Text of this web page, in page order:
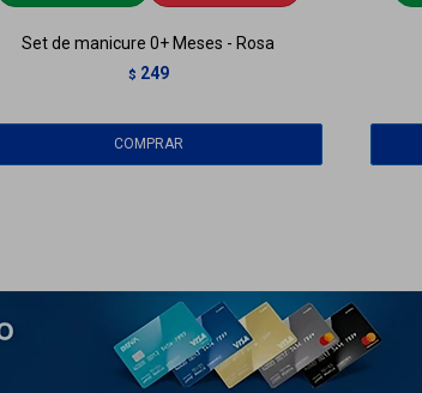
Set de manicure 0+ Meses - Rosa
$ 249